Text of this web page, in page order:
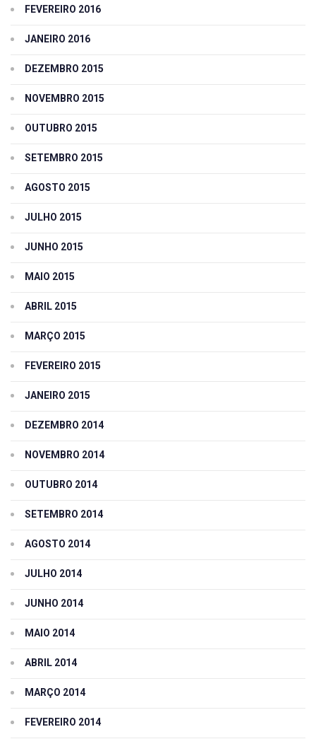
FEVEREIRO 2016
JANEIRO 2016
DEZEMBRO 2015
NOVEMBRO 2015
OUTUBRO 2015
SETEMBRO 2015
AGOSTO 2015
JULHO 2015
JUNHO 2015
MAIO 2015
ABRIL 2015
MARÇO 2015
FEVEREIRO 2015
JANEIRO 2015
DEZEMBRO 2014
NOVEMBRO 2014
OUTUBRO 2014
SETEMBRO 2014
AGOSTO 2014
JULHO 2014
JUNHO 2014
MAIO 2014
ABRIL 2014
MARÇO 2014
FEVEREIRO 2014